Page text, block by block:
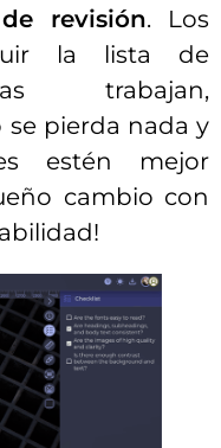
revisión. Los
la lista de
trabajan,
se pierda nada y
estén mejor
cambio con